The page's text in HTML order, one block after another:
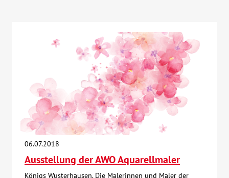
06.07.2018
Ausstellung der AWO Aquarellmaler
Königs Wusterhausen. Die Malerinnen und Maler der